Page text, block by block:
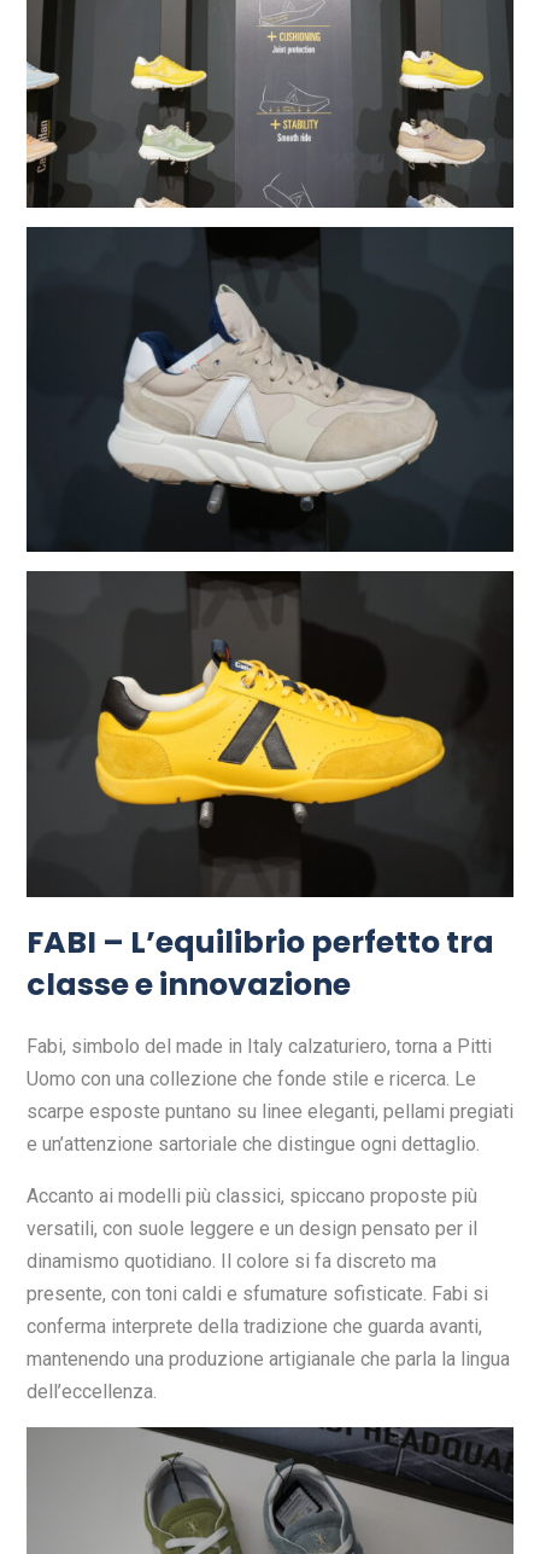
FABI – L’equilibrio perfetto tra
classe e innovazione
Fabi, simbolo del made in Italy calzaturiero, torna a Pitti
Uomo con una collezione che fonde stile e ricerca. Le
scarpe esposte puntano su linee eleganti, pellami pregiati
e un’attenzione sartoriale che distingue ogni dettaglio.
Accanto ai modelli più classici, spiccano proposte più
versatili, con suole leggere e un design pensato per il
dinamismo quotidiano. Il colore si fa discreto ma
presente, con toni caldi e sfumature sofisticate. Fabi si
conferma interprete della tradizione che guarda avanti,
mantenendo una produzione artigianale che parla la lingua
dell’eccellenza.